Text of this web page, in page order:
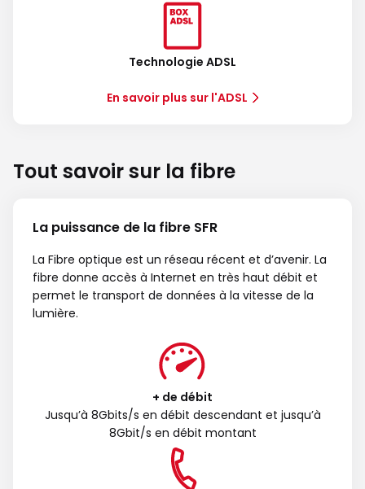
Technologie ADSL
En savoir plus sur l'ADSL
Tout savoir sur la fibre
La puissance de la fibre SFR
La Fibre optique est un réseau récent et d’avenir. La
fibre donne accès à Internet en très haut débit et
permet le transport de données à la vitesse de la
lumière.
+ de débit
Jusqu’à 8Gbits/s en débit descendant et jusqu’à
8Gbit/s en débit montant